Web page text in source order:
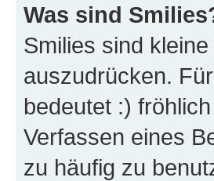
Was sind
Smilies sind
auszudrücken.
bedeutet :)
Verfassen eines
zu häufig zu